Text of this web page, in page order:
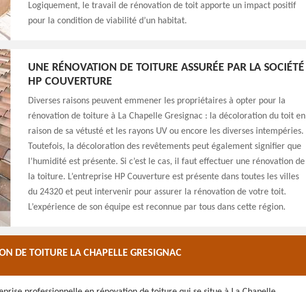
Logiquement, le travail de rénovation de toit apporte un impact positif
pour la condition de viabilité d’un habitat.
UNE RÉNOVATION DE TOITURE ASSURÉE PAR LA SOCIÉTÉ
HP COUVERTURE
Diverses raisons peuvent emmener les propriétaires à opter pour la
rénovation de toiture à La Chapelle Gresignac : la décoloration du toit en
raison de sa vétusté et les rayons UV ou encore les diverses intempéries.
Toutefois, la décoloration des revêtements peut également signifier que
l’humidité est présente. Si c’est le cas, il faut effectuer une rénovation de
la toiture. L’entreprise HP Couverture est présente dans toutes les villes
du 24320 et peut intervenir pour assurer la rénovation de votre toit.
L’expérience de son équipe est reconnue par tous dans cette région.
DE TOITURE LA CHAPELLE GRESIGNAC